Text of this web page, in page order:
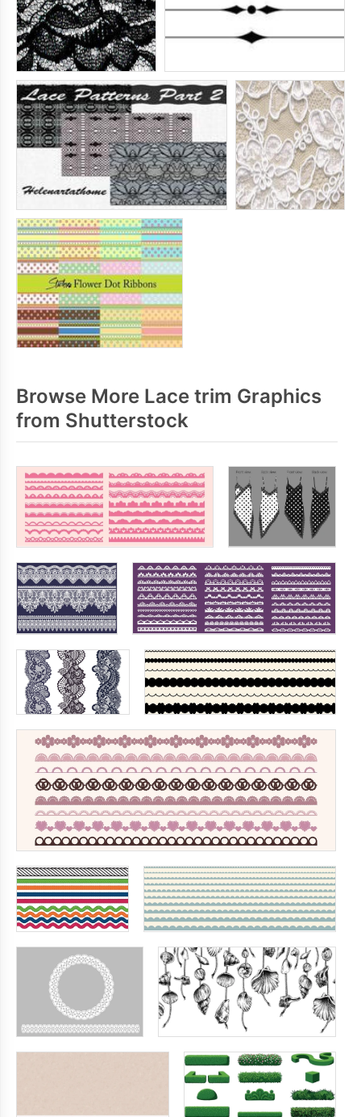
Browse More Lace trim Graphics
from Shutterstock